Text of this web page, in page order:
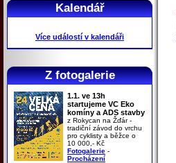
Kalendář
Více událostí v kalendáři
Z fotogalerie
1.1. ve 13h
startujeme VC Eko
komíny a ADS stavby
z Rokycan na Žďár -
tradiční závod do vrchu
pro cyklisty a běžce o
10 000,- Kč
Fotogalerie -
Procházení